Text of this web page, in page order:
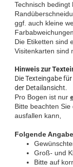
Technisch bedingt
ggf. auch kleine
Die Etiketten sind
Visitenkarten sind
Hinweis zur
Die Texteingabe
der Detailansicht.
Pro Bogen ist nur
Bitte beachten
ausfallen kann,
Folgende
Groß- und
Bitte auf